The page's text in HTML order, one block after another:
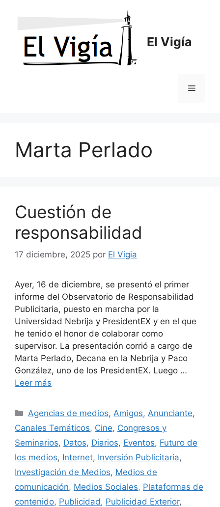
El Vigía
Menú
Marta Perlado
Cuestión de
responsabilidad
17 diciembre, 2025 por El Vigia
Ayer, 16 de diciembre, se presentó el primer
informe del Observatorio de Responsabilidad
Publicitaria, puesto en marcha por la
Universidad Nebrija y PresidentEX y en el que
he tenido el honor de colaborar como
supervisor. La presentación corrió a cargo de
Marta Perlado, Decana en la Nebrija y Paco
González, uno de los PresidentEX. Luego …
Leer más
Categorías
Agencias de medios, Amigos, Anunciante,
Canales Temáticos, Cine, Congresos y
Seminarios, Datos, Diarios, Eventos, Futuro de
los medios, Internet, Inversión Publicitaria,
Investigación de Medios, Medios de
comunicación, Medios Sociales, Plataformas de
contenido, Publicidad , Publicidad Exterior,